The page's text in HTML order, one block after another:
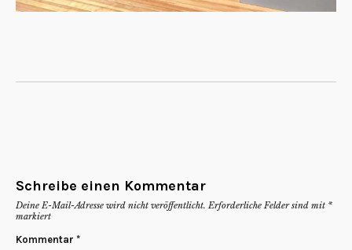
Schreibe einen Kommentar
Deine E-Mail-Adresse wird nicht veröffentlicht. Erforderliche Felder sind mit *
markiert
Kommentar *